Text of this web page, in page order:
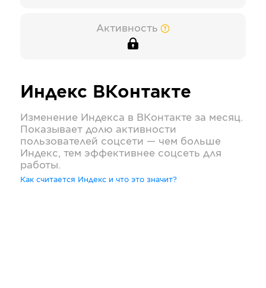
Активность
Индекс ВКонтакте
Изменение Индекса в ВКонтакте за месяц.
Показывает долю активности
пользователей соцсети — чем больше
Индекс, тем эффективнее соцсеть для
работы.
Как считается Индекс и что это значит?